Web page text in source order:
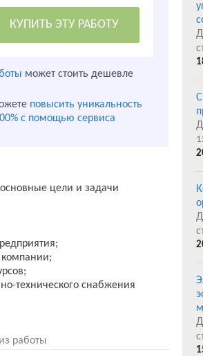
КУПИТЬ ЭТУ РАБОТУ
может стоить дешевле
повысить уникальность
с помощью сервиса
цели и задачи
компании;
технического снабжения
работы